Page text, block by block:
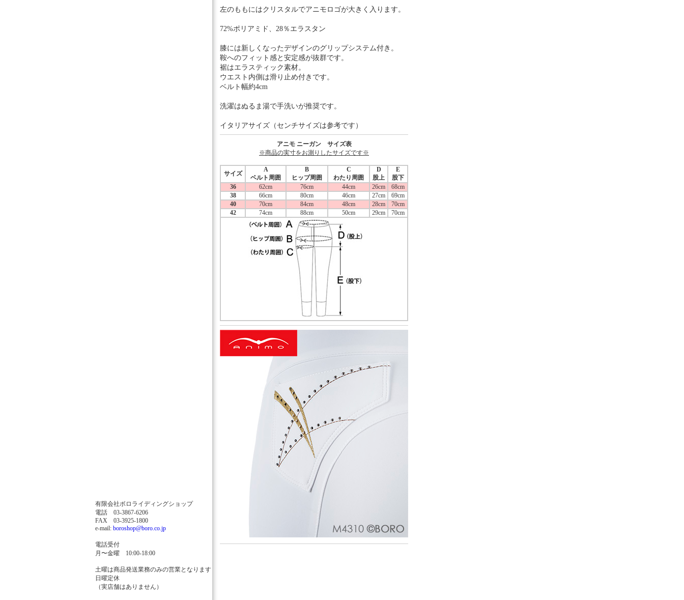
左のももにはクリスタルでアニモロゴが大きく入ります。
72%ポリアミド、28％エラスタン
膝には新しくなったデザインのグリップシステム付き。
鞍へのフィット感と安定感が抜群です。
裾はエラスティック素材。
ウエスト内側は滑り止め付きです。
ベルト幅約4cm
洗濯はぬるま湯で手洗いが推奨です。
イタリアサイズ（センチサイズは参考です）
アニモ ニーガン サイズ表
※商品の実寸をお測りしたサイズです※
サイズ
A
ベルト周囲
B
ヒップ周囲
C
わたり周囲
D
股上
E
股下
36
62cm 76cm 44cm 26cm
68cm
38
66cm 80cm 46cm 27cm
69cm
40
70cm 84cm 48cm 28cm
70cm
42
74cm 88cm 50cm 29cm 70cm
有限会社ボロライディングショップ
電話 03-3867-6206
FAX 03-3925-1800
e-mail: boroshop@boro.co.jp
電話受付
月〜金曜 10:00-18:00
土曜は商品発送業務のみの営業となります
日曜定休
（実店舗はありません）